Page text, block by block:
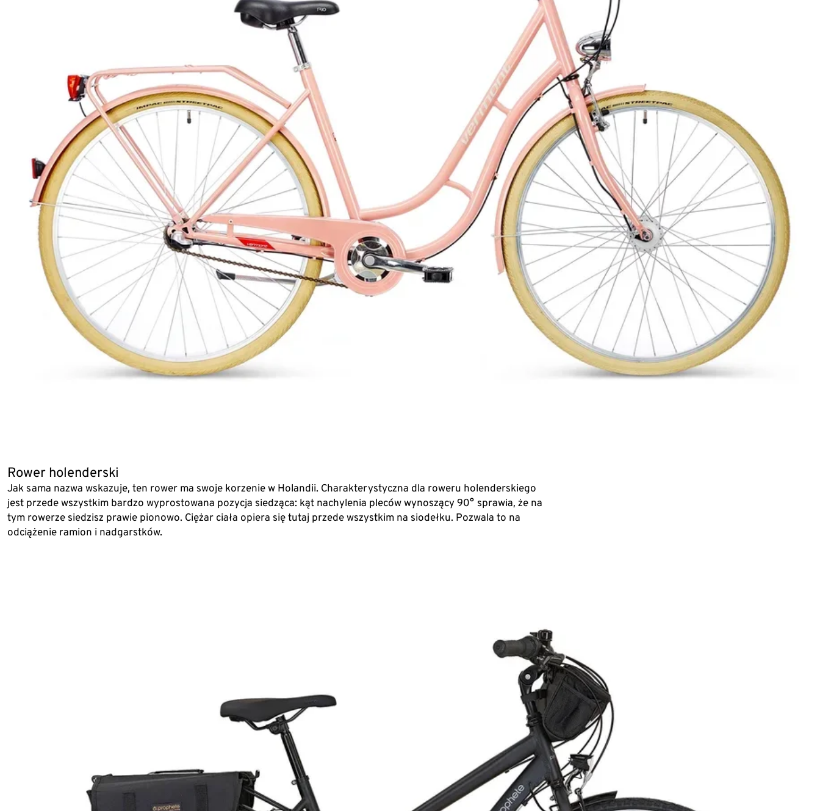
Rower holenderski
Jak sama nazwa wskazuje, ten rower ma swoje korzenie w Holandii. Charakterystyczna dla roweru holenderskiego
jest przede wszystkim bardzo wyprostowana pozycja siedząca: kąt nachylenia pleców wynoszący 90° sprawia, że na
tym rowerze siedzisz prawie pionowo. Ciężar ciała opiera się tutaj przede wszystkim na siodełku. Pozwala to na
odciążenie ramion i nadgarstków.